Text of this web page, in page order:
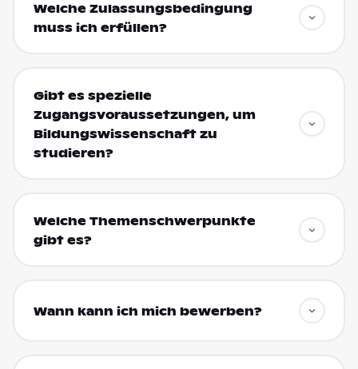
Welche Zulassungsbedingung
muss ich erfüllen?
Gibt es spezielle
Zugangsvoraussetzungen, um
Bildungswissenschaft zu
studieren?
Welche Themenschwerpunkte
gibt es?
Wann kann ich mich bewerben?